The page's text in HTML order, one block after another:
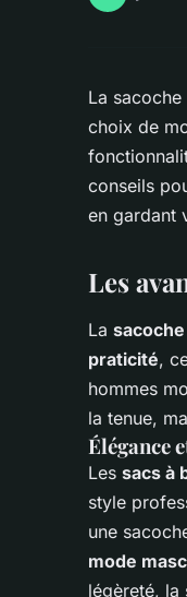
La
choix de
conseils
en gardant
Les
La
praticité,
hommes
la tenue,
Élégance
Les sacs à
style
une
mode
légèreté, la